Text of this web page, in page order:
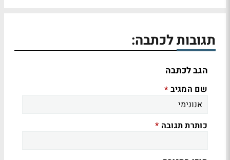
תגובות לכתבה:
הגב לכתבה
שם המגיב *
כותרת תגובה *